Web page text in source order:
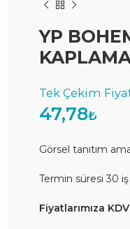
YP
47,78₺
Görsel tanıtım
Termin süresi 30
Fiyatlarımıza